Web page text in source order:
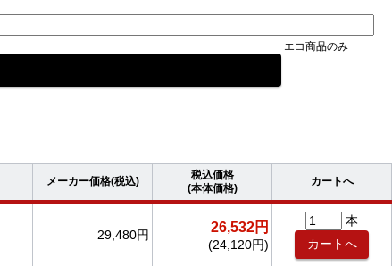
エコ商品のみ
メーカー価格(税込)
税込価格
(本体価格)
カートへ
29,480円
26,532円
(24,120円)
本